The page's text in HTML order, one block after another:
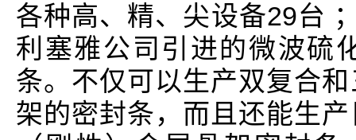
各种高、精、尖设备29台
利塞雅公司引进的微波硫
条。不仅可以生产双复合
架的密封条，而且还能生